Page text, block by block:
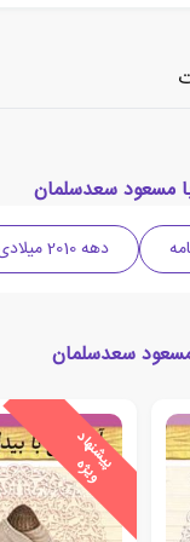
مسعود سعدسلمان
دهه 2010 میلادی
سعدسلمان
پ
ی
ش
ن
ه
ا
د
و
ی
ژ
ه